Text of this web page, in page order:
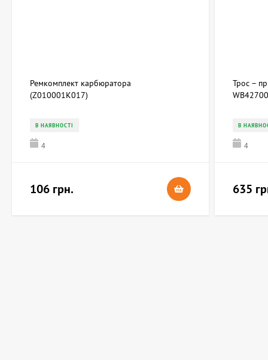
Ремкомплект карбюратора
(Z010001K017)
В НАЯВНОСТІ
4
106 грн.
Трос –
В
4
635